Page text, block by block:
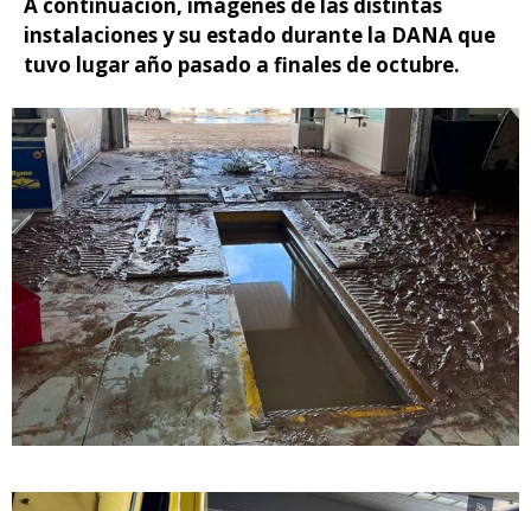
instalaciones y su estado durante la DANA que
tuvo lugar año pasado a finales de octubre.